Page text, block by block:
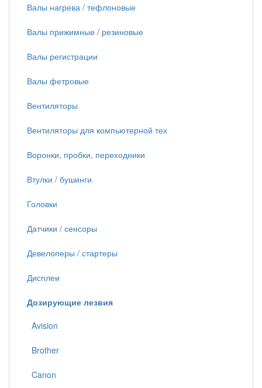
Валы нагрева / тефлоновые
Валы прижимные / резиновые
Валы регистрации
Валы фетровые
Вентиляторы
Вентиляторы для компьютерной тех
Воронки, пробки, переходники
Втулки / бушинги
Головки
Датчики / сенсоры
Девелоперы / стартеры
Дисплеи
Дозирующие лезвия
Avision
Brother
Canon